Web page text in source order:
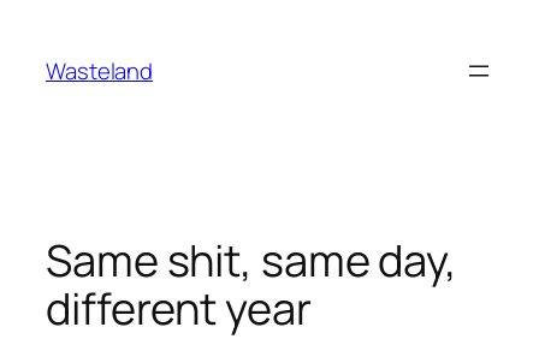
Wasteland
Same shit, same day,
different year